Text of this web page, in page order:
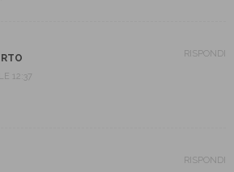
12:37
RISPONDI
RISPONDI